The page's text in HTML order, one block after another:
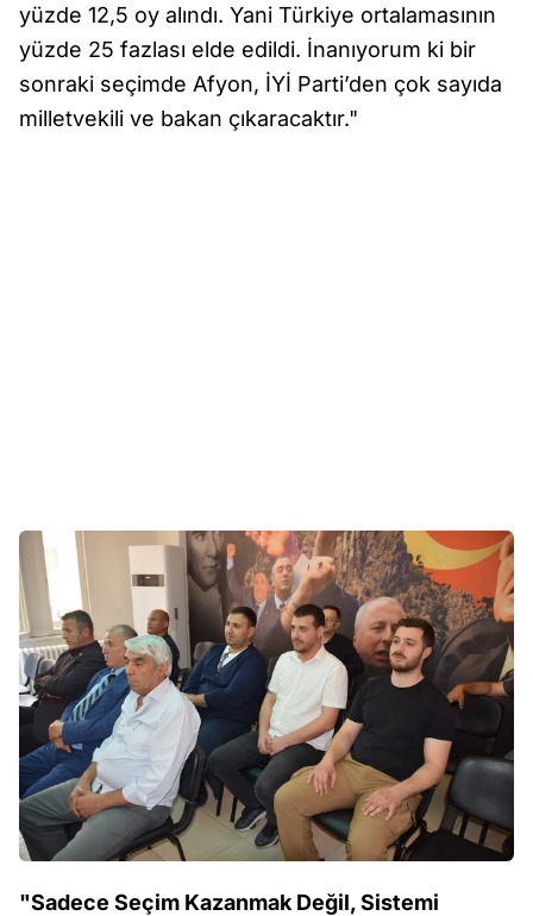
yüzde 12,5 oy alındı. Yani Türkiye ortalamasının
yüzde 25 fazlası elde edildi. İnanıyorum ki bir
sonraki seçimde Afyon, İYİ Parti’den çok sayıda
milletvekili ve bakan çıkaracaktır."
"Sadece Seçim Kazanmak Değil, Sistemi